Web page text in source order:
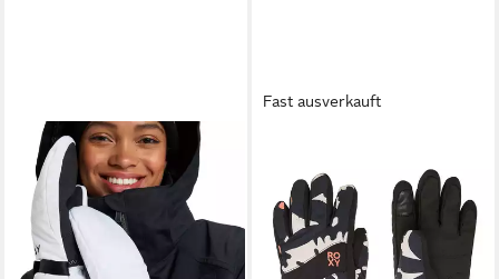
ROXY
Snowboardhandschuhe ROXY
Jetty
ab 43,99 €
UVP
-20%
lieferbar - in 1-2 Werktagen bei dir
Fast ausverkauft
Snowboardhandschuhe Roxy
Jetty Girl
24,99 €
UVP 45,00 €
-44%
lieferbar - in 9-11 Werktagen bei